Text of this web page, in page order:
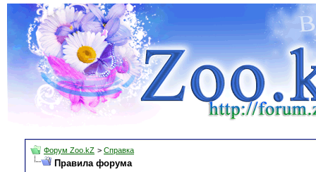
Форум Zoo.kZ > Справка
Правила форума